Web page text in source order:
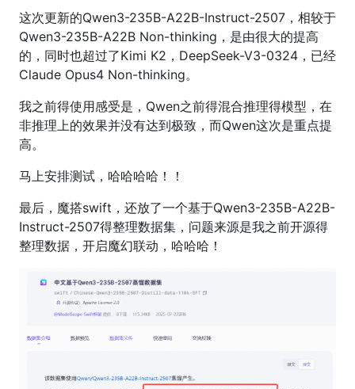
这次更新的Qwen3-235B-A22B-Instruct-2507，相较于
Qwen3-235B-A22B Non-thinking，是由很大的提高
的，同时也超过了Kimi K2，DeepSeek-V3-0324，已经
Claude Opus4 Non-thinking。
我之前得使用感受是，Qwen之前得混合推理得模型，在
非推理上的效果并没有达到极致，而Qwen这次是重点提
高。
马上安排测试，哈哈哈哈！！
最后，魔搭swift，还放了一个基于Qwen3-235B-A22B-
Instruct-2507得整理数据集，问题来源是我之前开源得
整理数据，开启魔幻联动，哈哈哈！